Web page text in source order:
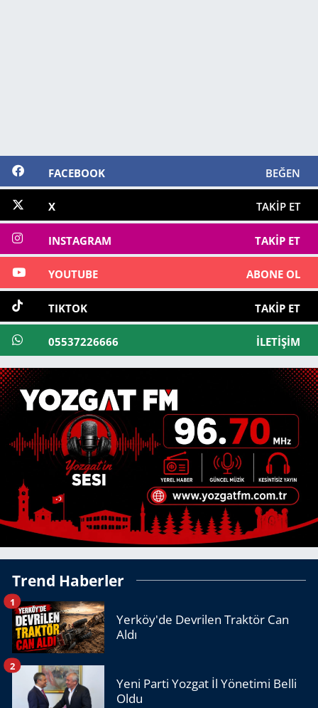
FACEBOOK BEĞEN
X TAKIP ET
INSTAGRAM TAKIP ET
YOUTUBE ABONE OL
TIKTOK TAKIP ET
05537226666 İLETIŞIM
Trend Haberler
Yerköy'de Devrilen Traktör Can
Aldı
1
Yeni Parti Yozgat İl Yönetimi Belli
Oldu
2